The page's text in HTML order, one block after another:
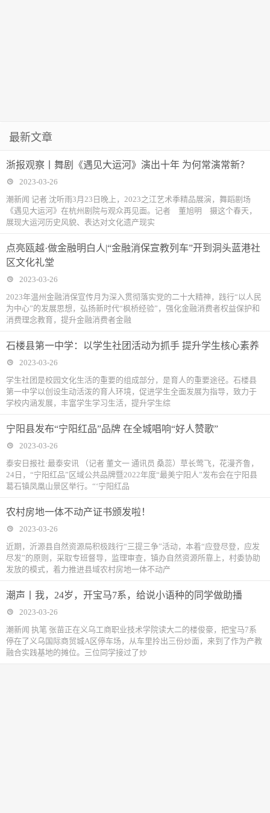
最新文章
浙报观察丨舞剧《遇见大运河》演出十年 为何常演常新？
2023-03-26
潮新闻 记者 沈听雨3月23日晚上，2023之江艺术季精品展演，舞蹈剧场
《遇见大运河》在杭州剧院与观众再见面。记者 董旭明 摄这个春天，
展现大运河历史风貌、表达对文化遗产现实
点亮瓯越·做金融明白人|“金融消保宣教列车”开到洞头蓝港社
区文化礼堂
2023-03-26
2023年温州金融消保宣传月为深入贯彻落实党的二十大精神，践行“以人民
为中心”的发展思想，弘扬新时代“枫桥经验”，强化金融消费者权益保护和
消费理念教育，提升金融消费者金融
石楼县第一中学：以学生社团活动为抓手 提升学生核心素养
2023-03-26
学生社团是校园文化生活的重要的组成部分，是育人的重要途径。石楼县
第一中学以创设生动活泼的育人环境，促进学生全面发展为指导，致力于
学校内涵发展，丰富学生学习生活，提升学生综
宁阳县发布“宁阳红品”品牌 在全城唱响“好人赞歌”
2023-03-26
泰安日报社·最泰安讯 （记者 董文一 通讯员 桑蕊）草长莺飞，花漫齐鲁，
24日，“宁阳红品”区域公共品牌暨2022年度“最美宁阳人”发布会在宁阳县
葛石镇凤凰山景区举行。“‘宁阳红品
农村房地一体不动产证书颁发啦！
2023-03-26
近期，沂源县自然资源局积极践行“三提三争”活动，本着“应登尽登，应发
尽发”的原则，采取专班督导，监理审查，镇办自然资源所靠上，村委协助
发放的模式，着力推进县域农村房地一体不动产
潮声丨我，24岁，开宝马7系，给说小语种的同学做助播
2023-03-26
潮新闻 执笔 张苗正在义乌工商职业技术学院读大二的楼俊豪，把宝马7系
停在了义乌国际商贸城A区停车场，从车里拎出三份炒面，来到了作为产教
融合实践基地的摊位。三位同学接过了炒